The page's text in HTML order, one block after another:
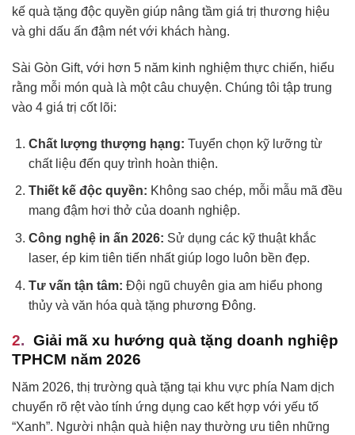
kế quà tặng độc quyền giúp nâng tầm giá trị thương hiệu
và ghi dấu ấn đậm nét với khách hàng.
Sài Gòn Gift, với hơn 5 năm kinh nghiệm thực chiến, hiểu
rằng mỗi món quà là một câu chuyện. Chúng tôi tập trung
vào 4 giá trị cốt lõi:
Chất lượng thượng hạng: Tuyển chọn kỹ lưỡng từ
chất liệu đến quy trình hoàn thiện.
Thiết kế độc quyền: Không sao chép, mỗi mẫu mã đều
mang đậm hơi thở của doanh nghiệp.
Công nghệ in ấn 2026: Sử dụng các kỹ thuật khắc
laser, ép kim tiên tiến nhất giúp logo luôn bền đẹp.
Tư vấn tận tâm: Đội ngũ chuyên gia am hiểu phong
thủy và văn hóa quà tặng phương Đông.
Giải mã xu hướng quà tặng doanh nghiệp
TPHCM năm 2026
Năm 2026, thị trường quà tặng tại khu vực phía Nam dịch
chuyển rõ rệt vào tính ứng dụng cao kết hợp với yếu tố
“Xanh”. Người nhận quà hiện nay thường ưu tiên những